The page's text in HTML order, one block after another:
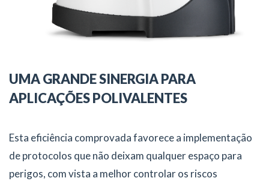
UMA GRANDE SINERGIA PARA
APLICAÇÕES POLIVALENTES
Esta eficiência comprovada favorece a implementação
de protocolos que não deixam qualquer espaço para
perigos, com vista a melhor controlar os riscos